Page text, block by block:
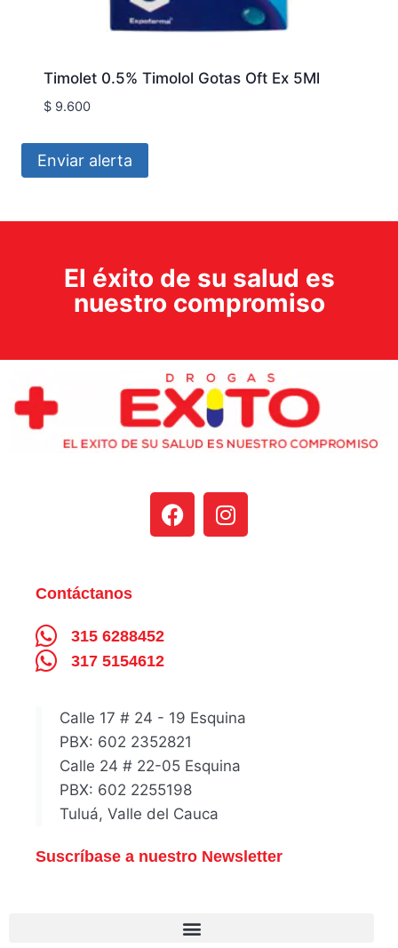
Timolet 0.5% Timolol Gotas Oft Ex 5Ml
$9.600
Enviar alerta
El éxito de su salud es
nuestro compromiso
Contáctanos
315 6288452
317 5154612
Calle 17 # 24 - 19 Esquina
PBX: 602 2352821
Calle 24 # 22-05 Esquina
PBX: 602 2255198
Tuluá, Valle del Cauca
Suscríbase a nuestro Newsletter